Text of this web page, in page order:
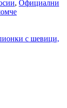
, Официални